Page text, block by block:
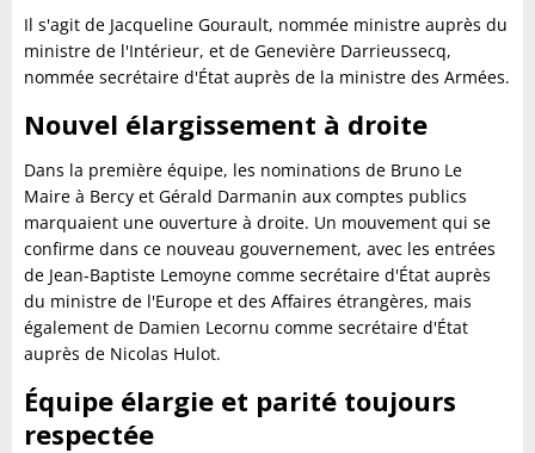
Il s'agit de Jacqueline Gourault, nommée ministre auprès du
ministre de l'Intérieur, et de Genevière Darrieussecq,
nommée secrétaire d'État auprès de la ministre des Armées.
Nouvel élargissement à droite
Dans la première équipe, les nominations de Bruno Le
Maire à Bercy et Gérald Darmanin aux comptes publics
marquaient une ouverture à droite. Un mouvement qui se
confirme dans ce nouveau gouvernement, avec les entrées
de Jean-Baptiste Lemoyne comme secrétaire d'État auprès
du ministre de l'Europe et des Affaires étrangères, mais
également de Damien Lecornu comme secrétaire d'État
auprès de Nicolas Hulot.
Équipe élargie et parité toujours
respectée